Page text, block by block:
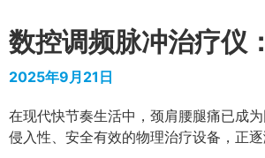
数控调频脉冲治疗仪
2025年9月21日
在现代快节奏生活中，颈肩腰腿痛已成
侵入性、安全有效的物理治疗设备，正